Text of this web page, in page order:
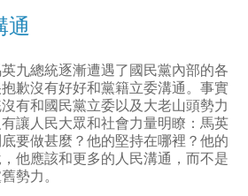
通
九總統逐漸遭遇了國民黨內部的各
歉沒有好好和黨籍立委溝通。事實
有和國民黨立委以及大老山頭勢力
讓人民大眾和社會力量明瞭：馬英
要做甚麼？他的堅持在哪裡？他的
他應該和更多的人民溝通，而不是
勢力。